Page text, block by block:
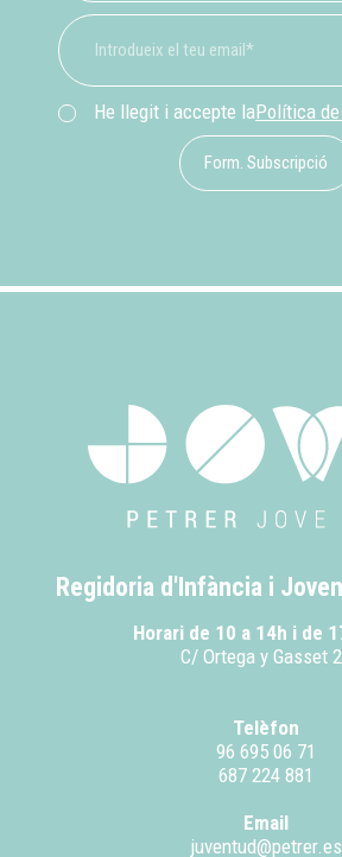
He llegit i accepte laPolítica
Form. Subscripció
Regidoria d'Infància i
Horari de 10 a 14h i de
C/ Ortega y Gasset
Telèfon
96 695 06 71
687 224 881
Email
juventud@petrer.es